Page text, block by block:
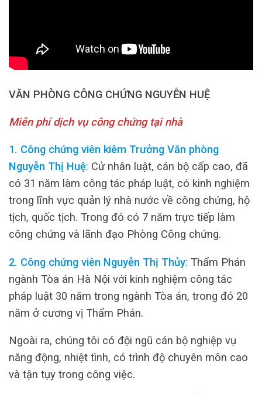
VĂN PHÒNG CÔNG CHỨNG NGUYỄN HUỆ
Miễn phí dịch vụ công chứng tại nhà
1. Công chứng viên kiêm Trưởng Văn phòng
Nguyễn Thị Huệ: Cử nhân luật, cán bộ cấp cao, đã
có 31 năm làm công tác pháp luật, có kinh nghiệm
trong lĩnh vực quản lý nhà nước về công chứng, hộ
tịch, quốc tịch. Trong đó có 7 năm trực tiếp làm
công chứng và lãnh đạo Phòng Công chứng.
2. Công chứng viên Nguyễn Thị Thủy: Thẩm Phán
ngành Tòa án Hà Nội với kinh nghiệm công tác
pháp luật 30 năm trong ngành Tòa án, trong đó 20
năm ở cương vị Thẩm Phán.
Ngoài ra, chúng tôi có đội ngũ cán bộ nghiệp vụ
năng động, nhiệt tình, có trình độ chuyên môn cao
và tận tụy trong công việc.